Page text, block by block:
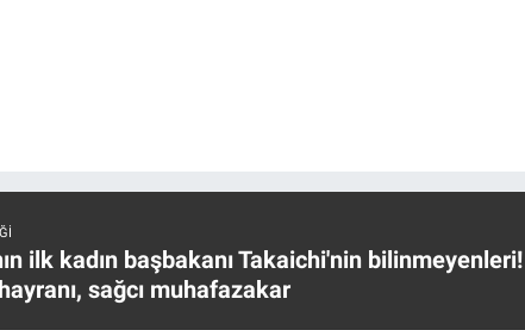
ilk kadın başbakanı Takaichi'nin bilinmeyenleri!
sağcı muhafazakar